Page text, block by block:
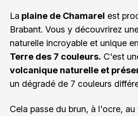
La plaine de Chamarel est
Brabant. Vous y découvrirez
naturelle incroyable et unique
Terre des 7 couleurs. C'est
volcanique naturelle et
un dégradé de 7 couleurs
Cela passe du brun, à l'ocre,